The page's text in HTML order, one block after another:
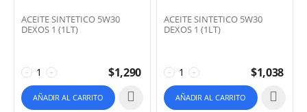
ACEITE SINTETICO 5W30
DEXOS 1 (1LT)
+
− $1,290
AÑADIR AL CARRITO
ACEITE SINTETICO 5W30
DEXOS 1 (1LT)
+
− $1,038
AÑADIR AL CARRITO